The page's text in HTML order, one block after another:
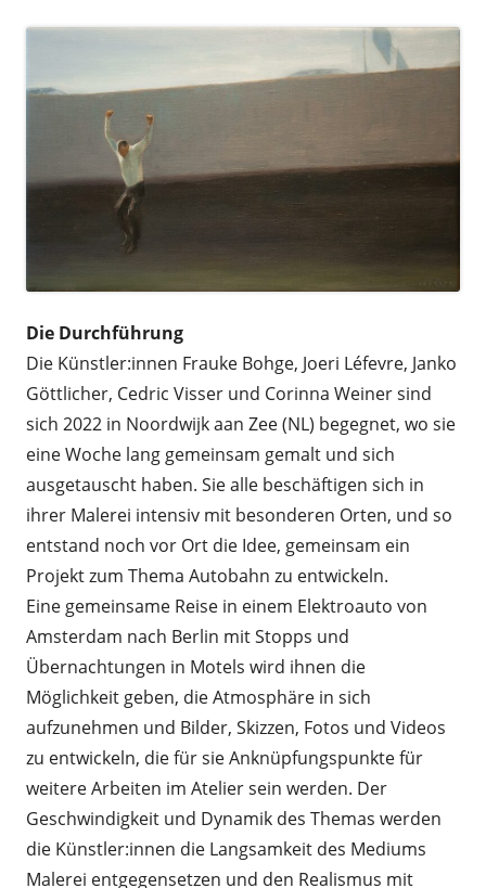
Die Durchführung
Die Künstler:innen Frauke Bohge, Joeri Léfevre, Janko
Göttlicher, Cedric Visser und Corinna Weiner sind
sich 2022 in Noordwijk aan Zee (NL) begegnet, wo sie
eine Woche lang gemeinsam gemalt und sich
ausgetauscht haben. Sie alle beschäftigen sich in
ihrer Malerei intensiv mit besonderen Orten, und so
entstand noch vor Ort die Idee, gemeinsam ein
Projekt zum Thema Autobahn zu entwickeln.
Eine gemeinsame Reise in einem Elektroauto von
Amsterdam nach Berlin mit Stopps und
Übernachtungen in Motels wird ihnen die
Möglichkeit geben, die Atmosphäre in sich
aufzunehmen und Bilder, Skizzen, Fotos und Videos
zu entwickeln, die für sie Anknüpfungspunkte für
weitere Arbeiten im Atelier sein werden. Der
Geschwindigkeit und Dynamik des Themas werden
die Künstler:innen die Langsamkeit des Mediums
Malerei entgegensetzen und den Realismus mit